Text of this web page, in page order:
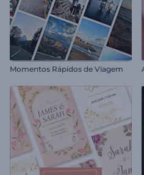
Momentos Rápidos de Viagem